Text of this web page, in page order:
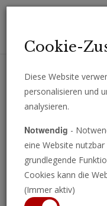
Erhalten Sie wichtige
Cookie-
Diese Website
personalisieren und
analysieren.
Notwendig -
eine Website
grundlegende
Cookies kann die
(Immer aktiv)